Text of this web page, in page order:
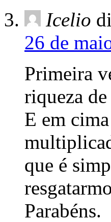
Icelio
26 de
Primeira
riqueza
E em
que é
Parabéns.